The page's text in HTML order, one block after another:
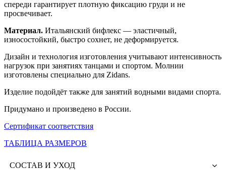
спереди гарантирует плотную фиксацию груди и не
просвечивает.
Материал. Итальянский бифлекс — эластичный,
износостойкий, быстро сохнет, не деформируется.
Дизайн и технология изготовления учитывают интенсивность
нагрузок при занятиях танцами и спортом. Молнии
изготовлены специально для Zidans.
Изделие подойдёт также для занятий водными видами спорта.
Придумано и произведено в России.
Сертификат соответствия
ТАБЛИЦА РАЗМЕРОВ
СОСТАВ И УХОД